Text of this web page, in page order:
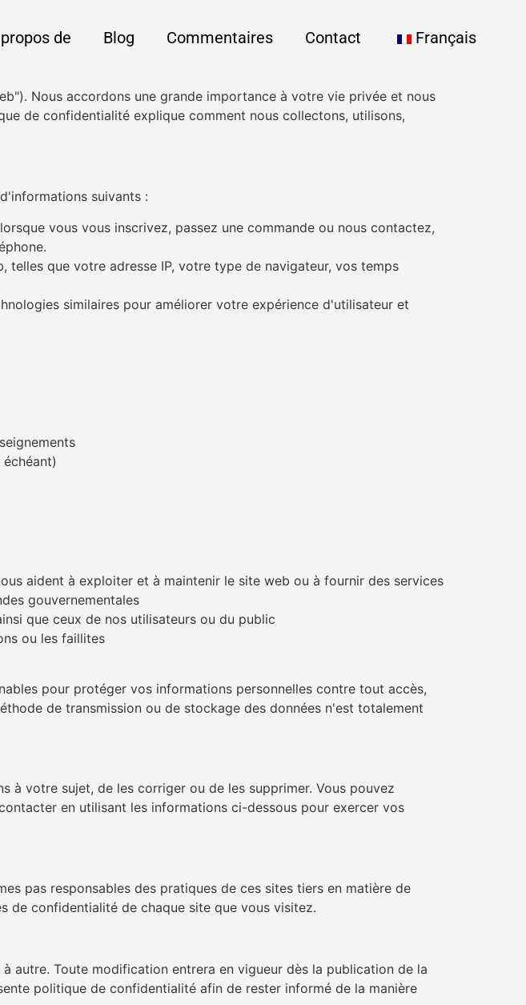
de Blog Commentaires Contact Français
Nous accordons une grande importance à votre vie privée et nous
de confidentialité explique comment nous collectons, utilisons,
suivants :
vous vous inscrivez, passez une commande ou nous contactez,
telles que votre adresse IP, votre type de navigateur, vos temps
similaires pour améliorer votre expérience d'utilisateur et
aident à exploiter et à maintenir le site web ou à fournir des services
gouvernementales
que ceux de nos utilisateurs ou du public
ou les faillites
pour protéger vos informations personnelles contre tout accès,
de transmission ou de stockage des données n'est totalement
à votre sujet, de les corriger ou de les supprimer. Vous pouvez
en utilisant les informations ci-dessous pour exercer vos
pas responsables des pratiques de ces sites tiers en matière de
de confidentialité de chaque site que vous visitez.
autre. Toute modification entrera en vigueur dès la publication de la
politique de confidentialité afin de rester informé de la manière